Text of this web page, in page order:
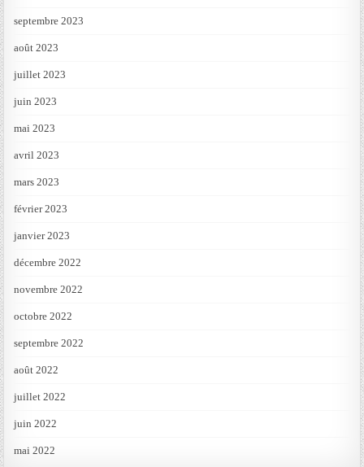
septembre 2023
août 2023
juillet 2023
juin 2023
mai 2023
avril 2023
mars 2023
février 2023
janvier 2023
décembre 2022
novembre 2022
octobre 2022
septembre 2022
août 2022
juillet 2022
juin 2022
mai 2022